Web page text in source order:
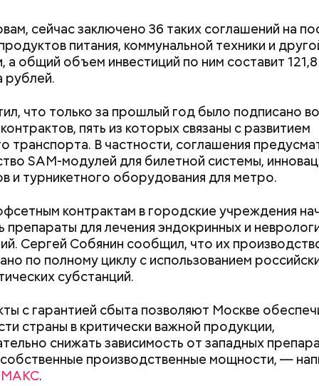
сейчас заключено 36 таких соглашений на
питания, коммунальной техники и
а общий объем инвестиций по ним составит 121,8
рублей.
что только за прошлый год было подписано
пять из которых связаны с развитием
транспорта. В частности, соглашения
SAM-модулей для билетной системы,
и турникетного оборудования для метро.
контрактам в городские учреждения
препараты для лечения эндокринных и
Сергей Собянин сообщил, что их
по полному циклу с использованием
субстанций.
с гарантией сбыта позволяют Москве
страны в критически важной продукции,
снижать зависимость от западных
собственные производственные мощности, —
МАКС.
улучшится транспортная доступность районов
и Внуково. Во-вторых, снизится нагрузка на
магистрали. В-третьих, появятся
позволит исключить лишние объезды. Новая
будет использоваться и общественным
Москва показываетбеспрецедентные
метро, и в этом году она достигла
Как поменять батареи дома и
не получить штраф
Как получить до
трудной
претендовать и
документы